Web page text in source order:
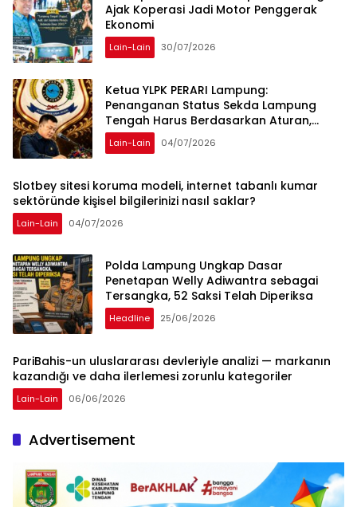
Ajak Koperasi Jadi Motor Penggerak
Ekonomi
Lain-Lain 30/07/2026
Ketua YLPK PERARI Lampung:
Penanganan Status Sekda Lampung
Tengah Harus Berdasarkan Aturan,
Bukan Tekanan Opini
Lain-Lain 04/07/2026
Slotbey sitesi koruma modeli, internet tabanlı kumar
sektöründe kişisel bilgilerinizi nasıl saklar?
Lain-Lain 04/07/2026
Polda Lampung Ungkap Dasar
Penetapan Welly Adiwantra sebagai
Tersangka, 52 Saksi Telah Diperiksa
Headline 25/06/2026
PariBahis-un uluslararası devleriyle analizi — markanın
kazandığı ve daha ilerlemesi zorunlu kategoriler
Lain-Lain 06/06/2026
Advertisement